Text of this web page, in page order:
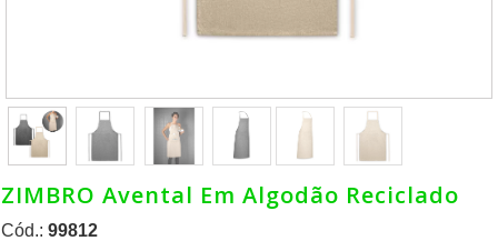
ZIMBRO Avental Em Algodão Reciclado
Cód.: 99812